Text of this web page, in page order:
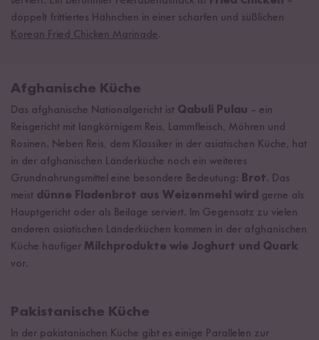
doppelt frittiertes Hähnchen in einer scharfen und süßlichen
Korean Fried Chicken Marinade.
Afghanische Küche
Das afghanische Nationalgericht ist Qabuli Pulau – ein
Reisgericht mit langkörnigem Reis, Lammfleisch, Möhren und
Rosinen. Neben Reis, dem Klassiker in der asiatischen Küche, hat
in der afghanischen Länderküche noch ein weiteres
Grundnahrungsmittel eine besondere Bedeutung: Brot. Das
meist dünne Fladenbrot aus Weizenmehl wird gerne als
Hauptgericht oder als Beilage serviert. Im Gegensatz zu vielen
anderen asiatischen Länderküchen kommen in der afghanischen
Küche häufiger Milchprodukte wie Joghurt und Quark
vor.
Pakistanische Küche
In der pakistanischen Küche gibt es einige Parallelen zur